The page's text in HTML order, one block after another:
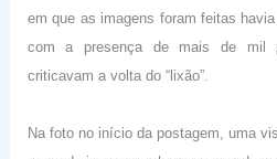
em que as imagens foram feitas
com a presença de mais de mil
criticavam a volta do “lixão”.
Na foto no início da postagem, uma